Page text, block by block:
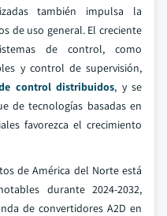
también impulsa la
de uso general. El creciente
de control, como
y control de supervisión,
control distribuidos, y se
de tecnologías basadas en
favorezca el crecimiento
de América del Norte está
durante 2024-2032,
de convertidores A2D en